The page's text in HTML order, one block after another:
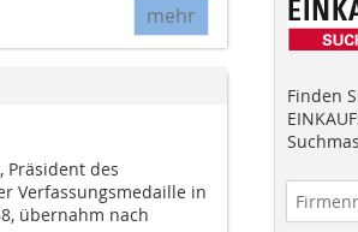
mehr
Präsident des
Verfassungsmedaille in
übernahm nach
Finden